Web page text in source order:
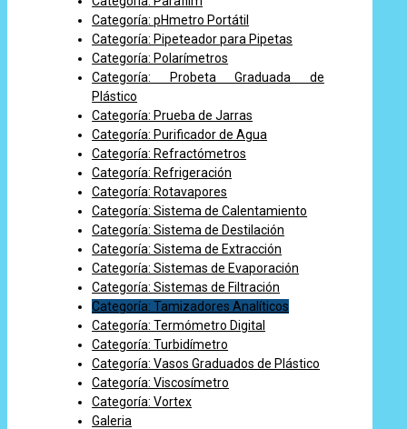
Categoría: pHmetro Portátil
Categoría: Pipeteador para Pipetas
Categoría: Polarímetros
Categoría: Probeta Graduada de
Plástico
Categoría: Prueba de Jarras
Categoría: Purificador de Agua
Categoría: Refractómetros
Categoría: Refrigeración
Categoría: Rotavapores
Categoría: Sistema de Calentamiento
Categoría: Sistema de Destilación
Categoría: Sistema de Extracción
Categoría: Sistemas de Evaporación
Categoría: Sistemas de Filtración
Categoría: Tamizadores Analíticos
Categoría: Termómetro Digital
Categoría: Turbidímetro
Categoría: Vasos Graduados de Plástico
Categoría: Viscosímetro
Categoría: Vortex
Galeria